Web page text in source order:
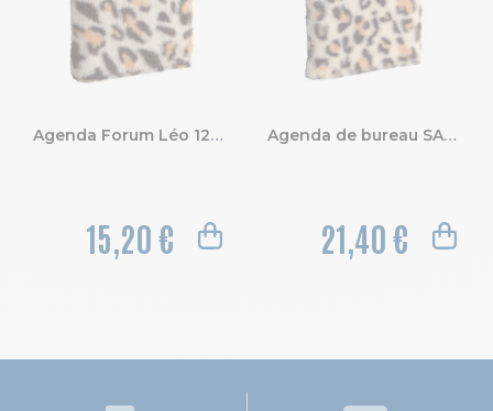
Agenda Forum Léo 12 x 17 cm Journalier Août 2026 à Juillet 2027
15,20 €
Agenda de bureau SAD 21S EasyTime Léo 15 x 21 cm Semainier Septembre 2026 à Décembre 2027 - 16 mois.
21,40 €